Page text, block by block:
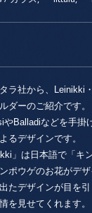
ラ社から、Leinikki
ダーのご紹介です。
やBalladiなどを手掛
るデザインです。
」は日本語で「キ
ポウゲのお花がデザ
たデザインが目を
を見せてくれます。